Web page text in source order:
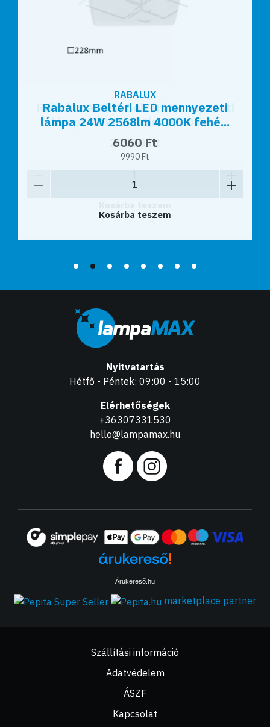
RABALUX
Rabalux Beltéri LED mennyezeti
lámpa 24W 2568lm 4000K fehé...
6060 Ft
9990 Ft
Kosárba teszem
Nyitvatartás
Hétfő - Péntek: 09:00 - 15:00
Elérhetőségek
+36307331530
hello@lampamax.hu
Árukereső.hu
marketplace partner
Szállítási információ
Adatvédelem
ÁSZF
Kapcsolat